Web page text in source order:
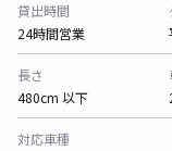
貸出時間
24時間営業
長さ
480cm 以下
対応車種